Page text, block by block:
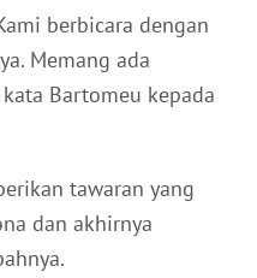
berbicara dengan
Memang ada
Bartomeu kepada
tawaran yang
dan akhirnya